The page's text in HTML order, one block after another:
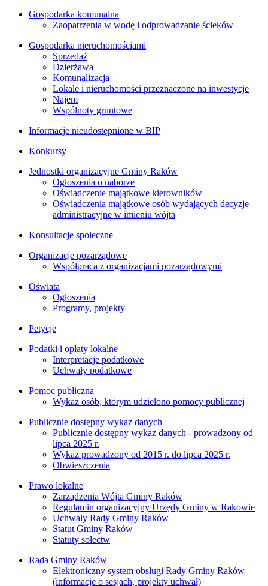
Gospodarka komunalna
Zaopatrzenia w wodę i odprowadzanie ścieków
Gospodarka nieruchomościami
Sprzedaż
Dzierżawa
Komunalizacja
Lokale i nieruchomości przeznaczone na inwestycje
Najem
Wspólnoty gruntowe
Informacje nieudostępnione w BIP
Konkursy
Jednostki organizacyjne Gminy Raków
Ogłoszenia o naborze
Oświadczenie majątkowe kierowników
Oświadczenia majątkowe osób wydających decyzje
administracyjne w imieniu wójta
Konsultacje społeczne
Organizacje pozarządowe
Współpraca z organizacjami pozarządowymi
Oświata
Ogłoszenia
Programy, projekty
Petycje
Podatki i opłaty lokalne
Interpretacje podatkowe
Uchwały podatkowe
Pomoc publiczna
Wykaz osób, którym udzielono pomocy publicznej
Publicznie dostępny wykaz danych
Publicznie dostępny wykaz danych - prowadzony od
lipca 2025 r.
Wykaz prowadzony od 2015 r. do lipca 2025 r.
Obwieszczenia
Prawo lokalne
Zarządzenia Wójta Gminy Raków
Regulamin organizacyjny Urzędy Gminy w Rakowie
Uchwały Rady Gminy Raków
Statut Gminy Raków
Statuty sołectw
Rada Gminy Raków
Elektroniczny system obsługi Rady Gminy Raków
(informacje o sesjach, projekty uchwał)